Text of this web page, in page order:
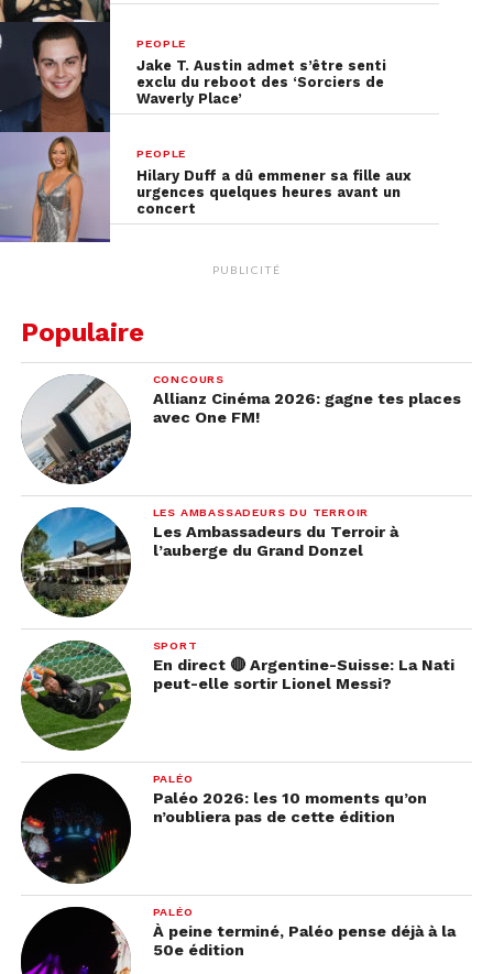
PEOPLE
Jake T. Austin admet s’être senti
exclu du reboot des ‘Sorciers de
Waverly Place’
PEOPLE
Hilary Duff a dû emmener sa fille aux
urgences quelques heures avant un
concert
PUBLICITÉ
Populaire
CONCOURS
Allianz Cinéma 2026: gagne tes places
avec One FM!
LES AMBASSADEURS DU TERROIR
Les Ambassadeurs du Terroir à
l’auberge du Grand Donzel
SPORT
En direct 🔴 Argentine-Suisse: La Nati
peut-elle sortir Lionel Messi?
PALÉO
Paléo 2026: les 10 moments qu’on
n’oubliera pas de cette édition
PALÉO
À peine terminé, Paléo pense déjà à la
50e édition